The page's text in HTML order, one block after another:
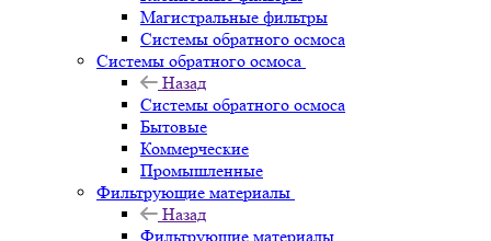
Магистральные фильтры
Системы обратного осмоса
Системы обратного осмоса
Назад
Системы обратного осмоса
Бытовые
Коммерческие
Промышленные
Фильтрующие материалы
Назад
Фильтрующие материалы